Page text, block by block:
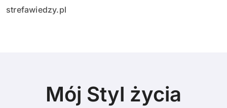
strefawiedzy.pl
Mój Styl życia